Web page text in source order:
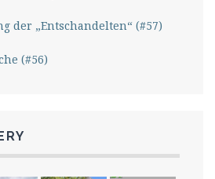
der „Entschandelten“ (#57)
(#56)